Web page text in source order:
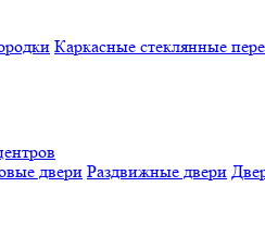
Каркасные стеклянные
двери Раздвижные двери